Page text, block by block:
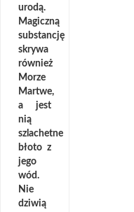
urodą.
Magiczną
substancję
skrywa
również
Morze
Martwe,
a jest
nią
szlachetne
błoto z
jego
wód.
Nie
dziwią